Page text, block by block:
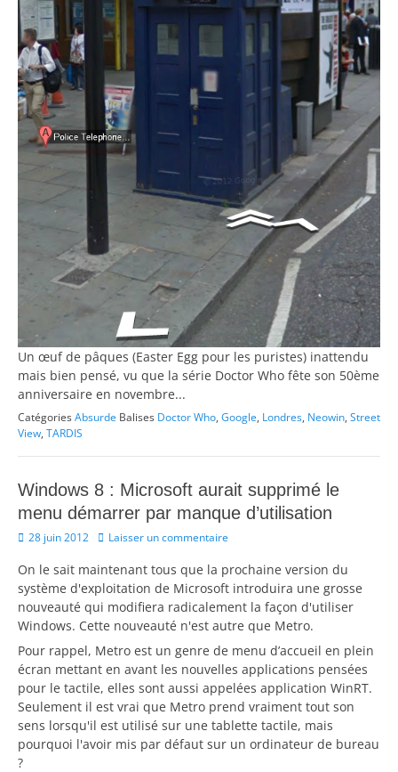
Un œuf de pâques (Easter Egg pour les puristes) inattendu
mais bien pensé, vu que la série Doctor Who fête son 50ème
anniversaire en novembre...
CatégoriesAbsurde Balises Doctor Who, Google, Londres, Neowin, Street
View, TARDIS
Windows 8 : Microsoft aurait supprimé le
menu démarrer par manque d’utilisation
Posted
28 juin 2012 Laisser un commentaire
On le sait maintenant tous que la prochaine version du
système d'exploitation de Microsoft introduira une grosse
nouveauté qui modifiera radicalement la façon d'utiliser
Windows. Cette nouveauté n'est autre que Metro.
Pour rappel, Metro est un genre de menu d’accueil en plein
écran mettant en avant les nouvelles applications pensées
pour le tactile, elles sont aussi appelées application WinRT.
Seulement il est vrai que Metro prend vraiment tout son
sens lorsqu'il est utilisé sur une tablette tactile, mais
pourquoi l'avoir mis par défaut sur un ordinateur de bureau
?